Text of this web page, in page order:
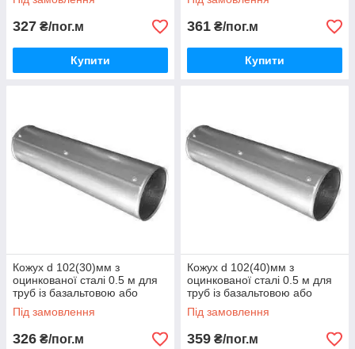
327 ₴/пог.м
Купити
361 ₴/пог.м
Купити
Кожух d 102(30)мм з
оцинкованої сталі 0.5 м для
труб із базальтовою або
каучуковою теплоізоляцією
Під замовлення
326 ₴/пог.м
Кожух d 102(40)мм з
оцинкованої сталі 0.5 м для
труб із базальтовою або
каучуковою теплоізоляцією
Під замовлення
359 ₴/пог.м